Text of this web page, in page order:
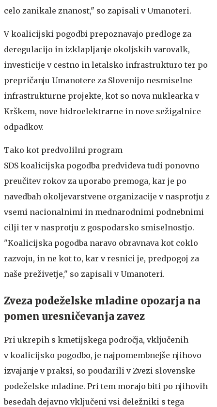
celo zanikale znanost," so zapisali v Umanoteri.
V koalicijski pogodbi prepoznavajo predloge za
deregulacijo in izklapljanje okoljskih varovalk,
investicije v cestno in letalsko infrastrukturo ter po
prepričanju Umanotere za Slovenijo nesmiselne
infrastrukturne projekte, kot so nova nuklearka v
Krškem, nove hidroelektrarne in nove sežigalnice
odpadkov.
Tako kot predvolilni program
SDS koalicijska pogodba predvideva tudi ponovno
preučitev rokov za uporabo premoga, kar je po
navedbah okoljevarstvene organizacije v nasprotju z
vsemi nacionalnimi in mednarodnimi podnebnimi
cilji ter v nasprotju z gospodarsko smiselnostjo.
"Koalicijska pogodba naravo obravnava kot coklo
razvoju, in ne kot to, kar v resnici je, predpogoj za
naše preživetje," so zapisali v Umanoteri.
Zveza podeželske mladine opozarja na
pomen uresničevanja zavez
Pri ukrepih s kmetijskega področja, vključenih
v koalicijsko pogodbo, je najpomembnejše njihovo
izvajanje v praksi, so poudarili v Zvezi slovenske
podeželske mladine. Pri tem morajo biti po njihovih
besedah dejavno vključeni vsi deležniki s tega